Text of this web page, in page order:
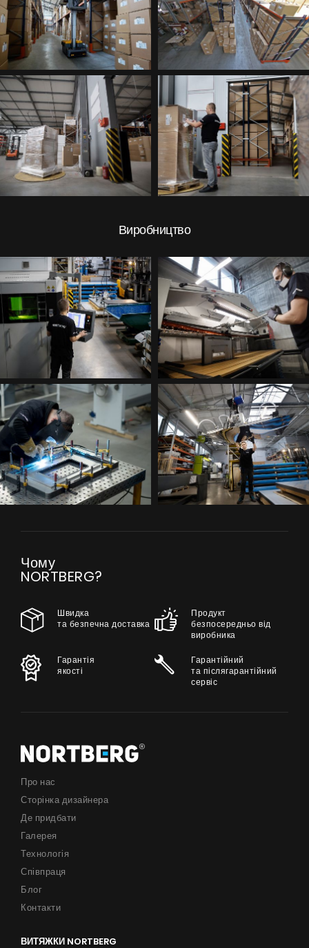
Про нас
Сторінка дизайнера
Технічна підтримка
Віртуальний салон
Де придбати
Галерея
Акції
Контакти
UA| RU
Виробництво
Чому
NORTBERG?
Швидка
та безпечна доставка
Продукт
безпосередньо від
виробника
Гарантія
якості
Гарантійний
та післягарантійний
сервіс
Про нас
Сторінка дизайнера
Де придбати
Галерея
Технологія
Співпраця
Блог
Контакти
ВИТЯЖКИ NORTBERG